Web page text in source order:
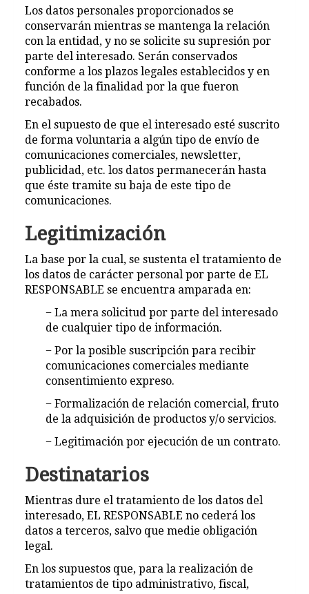
Los datos personales proporcionados se
conservarán mientras se mantenga la relación
con la entidad, y no se solicite su supresión por
parte del interesado. Serán conservados
conforme a los plazos legales establecidos y en
función de la finalidad por la que fueron
recabados.
En el supuesto de que el interesado esté suscrito
de forma voluntaria a algún tipo de envío de
comunicaciones comerciales, newsletter,
publicidad, etc. los datos permanecerán hasta
que éste tramite su baja de este tipo de
comunicaciones.
Legitimización
La base por la cual, se sustenta el tratamiento de
los datos de carácter personal por parte de EL
RESPONSABLE se encuentra amparada en:
− La mera solicitud por parte del interesado
de cualquier tipo de información.
− Por la posible suscripción para recibir
comunicaciones comerciales mediante
consentimiento expreso.
− Formalización de relación comercial, fruto
de la adquisición de productos y/o servicios.
− Legitimación por ejecución de un contrato.
Destinatarios
Mientras dure el tratamiento de los datos del
interesado, EL RESPONSABLE no cederá los
datos a terceros, salvo que medie obligación
legal.
En los supuestos que, para la realización de
tratamientos de tipo administrativo, fiscal,